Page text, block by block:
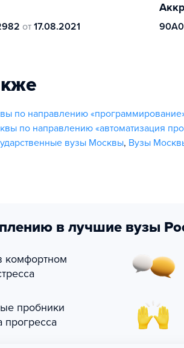
от 17.08.2021
по направлению
по направлению «автоматизация
вузы Москвы, Вузы
в лучшие вузы
комфортном
пробники
прогресса